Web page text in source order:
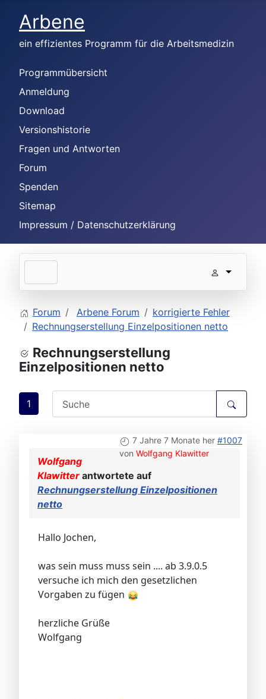
Arbene
ein effizientes Programm für die Arbeitsmedizin
Programmübersicht
Anmeldung
Download
Versionshistorie
Fragen und Antworten
Forum
Spenden
Sitemap
Impressum / Datenschutzerklärung
Forum Arbene Forum
korrigierte Fehler
Rechnungserstellung Einzelpositionen netto
Rechnungserstellung
Einzelpositionen netto
1
7 Jahre 7 Monate her #1007
von Wolfgang Klawitter
Wolfgang
Klawitter antwortete auf
Rechnungserstellung Einzelpositionen
netto
Hallo Jochen,
was sein muss muss sein .... ab 3.9.0.5
versuche ich mich den gesetzlichen
Vorgaben zu fügen
herzliche Grüße
Wolfgang